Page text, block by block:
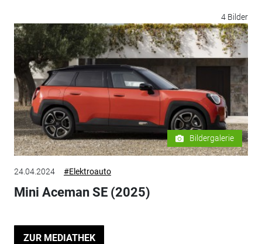
4 Bilder
Bildergalerie
24.04.2024 #Elektroauto
Mini Aceman SE (2025)
ZUR MEDIATHEK